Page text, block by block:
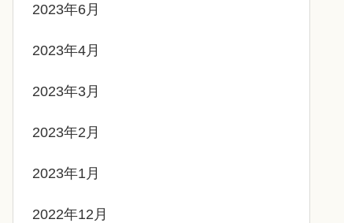
2023年6月
2023年4月
2023年3月
2023年2月
2023年1月
2022年12月